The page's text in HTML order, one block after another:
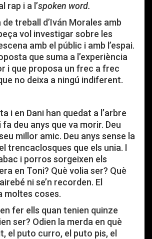
rap i a l’spoken word.
treball d’Iván Morales amb
vol investigar sobre les
amb el públic i amb l’espai.
que suma a l’experiència
i que proposa un frec a frec
no deixa a ningú indiferent.
i en Dani han quedat a l’arbre
fa deu anys que va morir. Deu
millor amic. Deu anys sense la
trencaclosques que els unia. I
i porros sorgeixen els
en Toni? Què volia ser? Què
ni se’n recorden. El
moltes coses.
fer ells quan tenien quinze
ser? Odien la merda en què
el puto curro, el puto pis, el